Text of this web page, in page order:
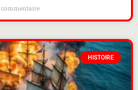
commentaire
HISTOIRE